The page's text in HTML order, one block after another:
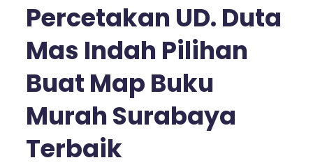
Percetakan UD. Duta
Mas Indah Pilihan
Buat Map Buku
Murah Surabaya
Terbaik